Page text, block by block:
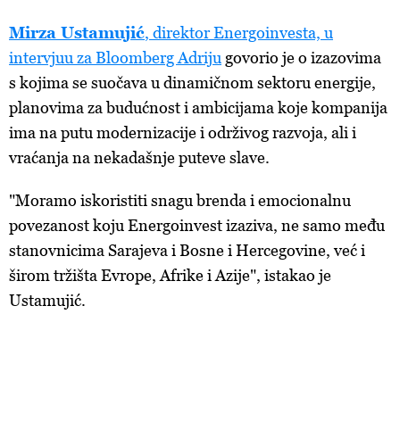
Mirza Ustamujić, direktor Energoinvesta, u
intervjuu za Bloomberg Adriju govorio je o izazovima
s kojima se suočava u dinamičnom sektoru energije,
planovima za budućnost i ambicijama koje kompanija
ima na putu modernizacije i održivog razvoja, ali i
vraćanja na nekadašnje puteve slave.
"Moramo iskoristiti snagu brenda i emocionalnu
povezanost koju Energoinvest izaziva, ne samo među
stanovnicima Sarajeva i Bosne i Hercegovine, već i
širom tržišta Evrope, Afrike i Azije", istakao je
Ustamujić.